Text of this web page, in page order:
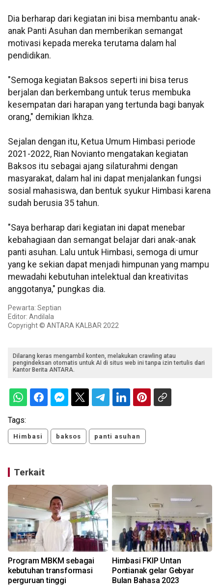
Dia berharap dari kegiatan ini bisa membantu anak-
anak Panti Asuhan dan memberikan semangat
motivasi kepada mereka terutama dalam hal
pendidikan.
"Semoga kegiatan Baksos seperti ini bisa terus
berjalan dan berkembang untuk terus membuka
kesempatan dari harapan yang tertunda bagi banyak
orang," demikian Ikhza.
Sejalan dengan itu, Ketua Umum Himbasi periode
2021-2022, Rian Novianto mengatakan kegiatan
Baksos itu sebagai ajang silaturahmi dengan
masyarakat, dalam hal ini dapat menjalankan fungsi
sosial mahasiswa, dan bentuk syukur Himbasi karena
sudah berusia 35 tahun.
"Saya berharap dari kegiatan ini dapat menebar
kebahagiaan dan semangat belajar dari anak-anak
panti asuhan. Lalu untuk Himbasi, semoga di umur
yang ke sekian dapat menjadi himpunan yang mampu
mewadahi kebutuhan intelektual dan kreativitas
anggotanya," pungkas dia.
Pewarta: Septian
Editor: Andilala
Copyright © ANTARA KALBAR 2022
Dilarang keras mengambil konten, melakukan crawling atau
pengindeksan otomatis untuk AI di situs web ini tanpa izin tertulis dari
Kantor Berita ANTARA.
Tags:
Himbasi baksos panti asuhan
Terkait
Program MBKM sebagai
kebutuhan transformasi
perguruan tinggi
Himbasi FKIP Untan
Pontianak gelar Gebyar
Bulan Bahasa 2023